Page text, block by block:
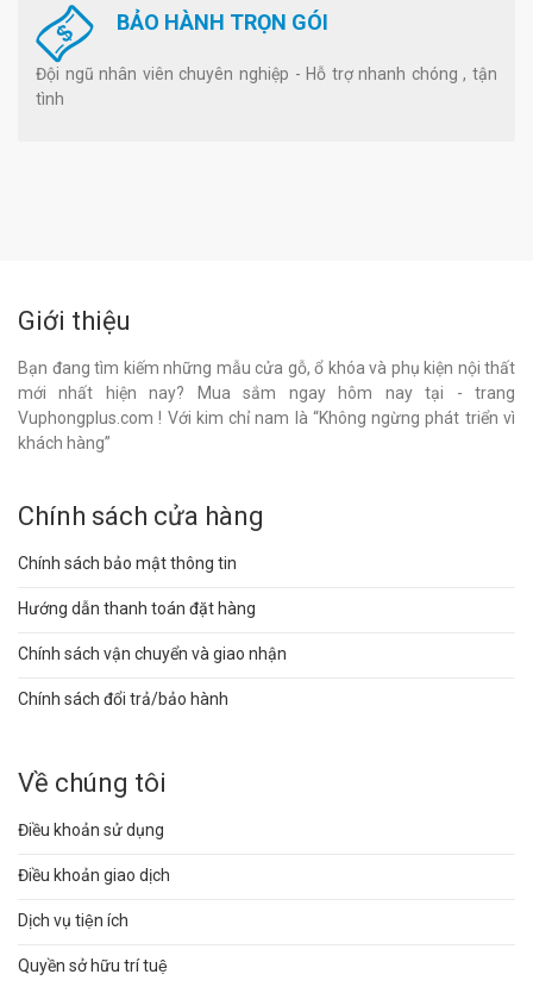
BẢO HÀNH TRỌN GÓI
Đội ngũ nhân viên chuyên nghiệp - Hỗ trợ nhanh chóng , tận
tình
Giới thiệu
Bạn đang tìm kiếm những mẫu cửa gỗ, ổ khóa và phụ kiện nội thất
mới nhất hiện nay? Mua sắm ngay hôm nay tại - trang
Vuphongplus.com ! Với kim chỉ nam là “Không ngừng phát triển vì
khách hàng”
Chính sách cửa hàng
Chính sách bảo mật thông tin
Hướng dẫn thanh toán đặt hàng
Chính sách vận chuyển và giao nhận
Chính sách đổi trả/bảo hành
Về chúng tôi
Điều khoản sử dụng
Điều khoản giao dịch
Dịch vụ tiện ích
Quyền sở hữu trí tuệ